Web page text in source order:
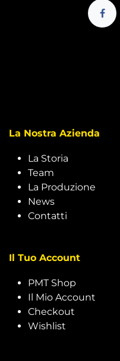
La Nostra Azienda
La Storia
Team
La Produzione
News
Contatti
Il Tuo Account
PMT Shop
Il Mio Account
Checkout
Wishlist